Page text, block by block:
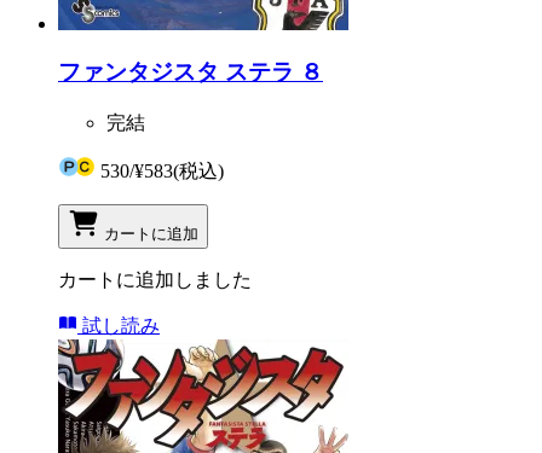
ファンタジスタ ステラ ８
完結
530/¥583(税込)
カートに追加
カートに追加しました
試し読み